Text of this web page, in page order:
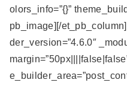
olors_info=”{}”
pb_image][/
der_version=”4.6.0″